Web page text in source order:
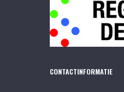
CONTACTINFORMATIE